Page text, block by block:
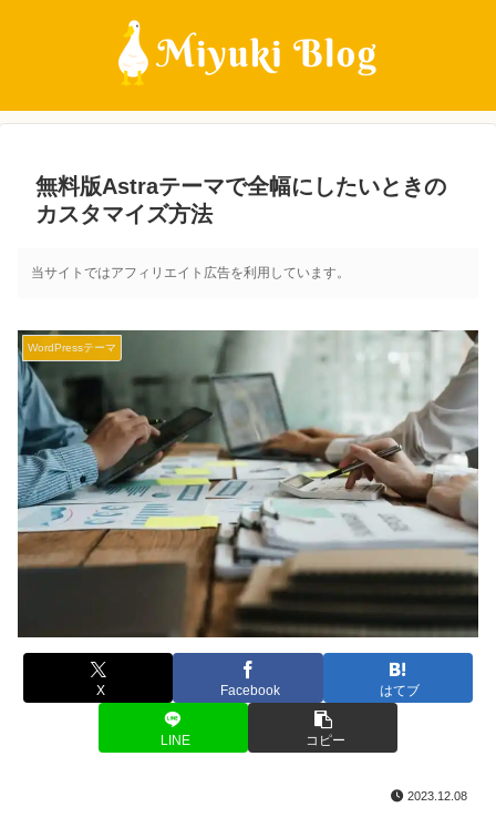
無料版Astraテーマで全幅にしたいときの
カスタマイズ方法
当サイトではアフィリエイト広告を利用しています。
WordPressテーマ
X Facebook はてブ
LINE コピー
2023.12.08